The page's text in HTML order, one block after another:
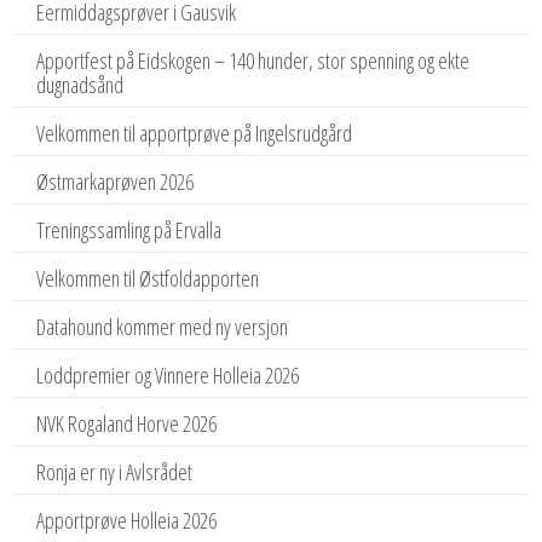
Eermiddagsprøver i Gausvik
Apportfest på Eidskogen – 140 hunder, stor spenning og ekte
dugnadsånd
Velkommen til apportprøve på Ingelsrudgård
Østmarkaprøven 2026
Treningssamling på Ervalla
Velkommen til Østfoldapporten
Datahound kommer med ny versjon
Loddpremier og Vinnere Holleia 2026
NVK Rogaland Horve 2026
Ronja er ny i Avlsrådet
Apportprøve Holleia 2026